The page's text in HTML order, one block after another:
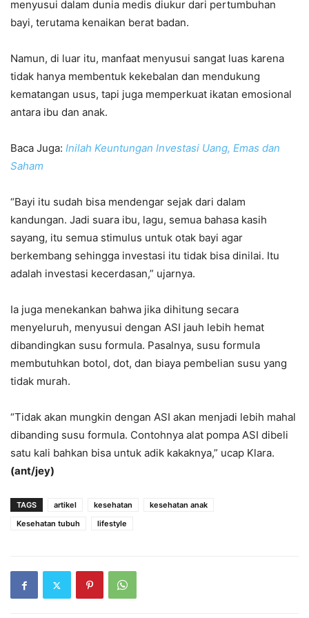
menyusui dalam dunia medis diukur dari pertumbuhan
bayi, terutama kenaikan berat badan.
Namun, di luar itu, manfaat menyusui sangat luas karena
tidak hanya membentuk kekebalan dan mendukung
kematangan usus, tapi juga memperkuat ikatan emosional
antara ibu dan anak.
Baca Juga: Inilah Keuntungan Investasi Uang, Emas dan
Saham
“Bayi itu sudah bisa mendengar sejak dari dalam
kandungan. Jadi suara ibu, lagu, semua bahasa kasih
sayang, itu semua stimulus untuk otak bayi agar
berkembang sehingga investasi itu tidak bisa dinilai. Itu
adalah investasi kecerdasan,” ujarnya.
Ia juga menekankan bahwa jika dihitung secara
menyeluruh, menyusui dengan ASI jauh lebih hemat
dibandingkan susu formula. Pasalnya, susu formula
membutuhkan botol, dot, dan biaya pembelian susu yang
tidak murah.
“Tidak akan mungkin dengan ASI akan menjadi lebih mahal
dibanding susu formula. Contohnya alat pompa ASI dibeli
satu kali bahkan bisa untuk adik kakaknya,” ucap Klara.
(ant/jey)
TAGS artikel kesehatan
kesehatan anak
Kesehatan tubuh
lifestyle